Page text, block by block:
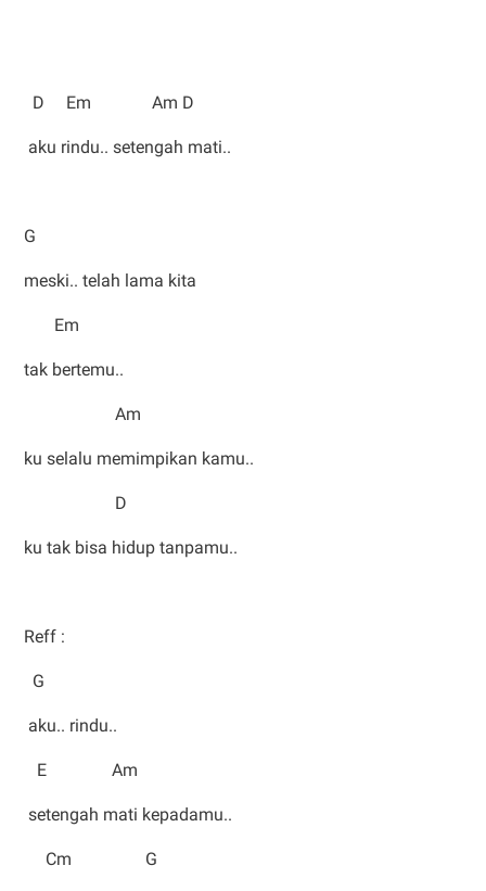
D Em Am D
aku rindu.. setengah mati..
G
meski.. telah lama kita
Em
tak bertemu..
Am
ku selalu memimpikan kamu..
D
ku tak bisa hidup tanpamu..
Reff :
G
aku.. rindu..
E Am
setengah mati kepadamu..
Cm G